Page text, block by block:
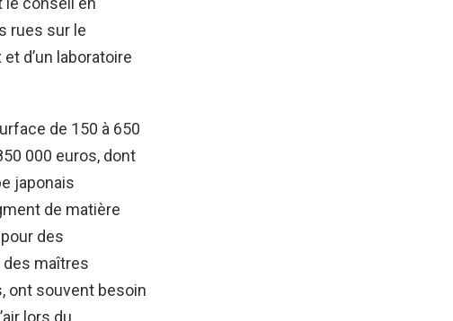
rues sur le
d’un laboratoire
de 150 à 650
000 euros, dont
japonais
de matière
des
maîtres
ont souvent besoin
lors du